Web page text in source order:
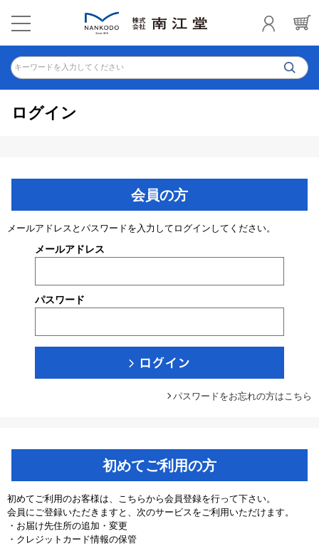
キーワードを入力してください
ログイン
会員の方
メールアドレスとパスワードを入力してログインしてください。
メールアドレス
パスワード
パスワードをお忘れの方はこちら
初めてご利用の方
初めてご利用のお客様は、こちらから会員登録を行って下さい。
会員にご登録いただきますと、次のサービスをご利用いただけます。
・お届け先住所の追加・変更
・クレジットカード情報の保管